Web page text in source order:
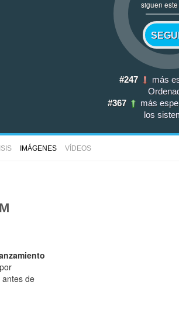
siguen
#247
más
#367
más
los
IMÁGENES VÍDEOS
antes de